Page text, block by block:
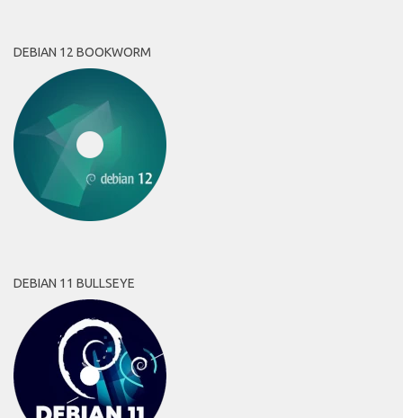
DEBIAN 12 BOOKWORM
DEBIAN 11 BULLSEYE